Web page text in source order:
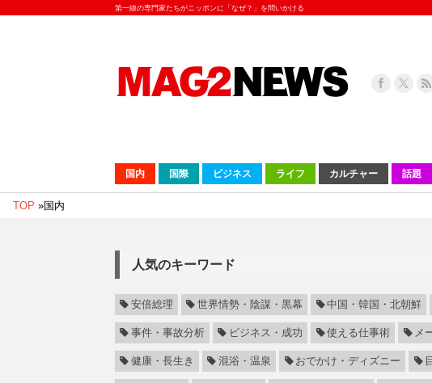
第一線の専門家たちがニッポンに「なぜ？」を問いかける
国内 国際 ビジネス ライフ カルチャー 話題
TOP »国内
人気のキーワード
安倍総理 世界情勢・陰謀・黒幕 中国・韓国・北朝鮮
事件・事故分析 ビジネス・成功 使える仕事術 メ
健康・長生き 混浴・温泉 おでかけ・ディズニー